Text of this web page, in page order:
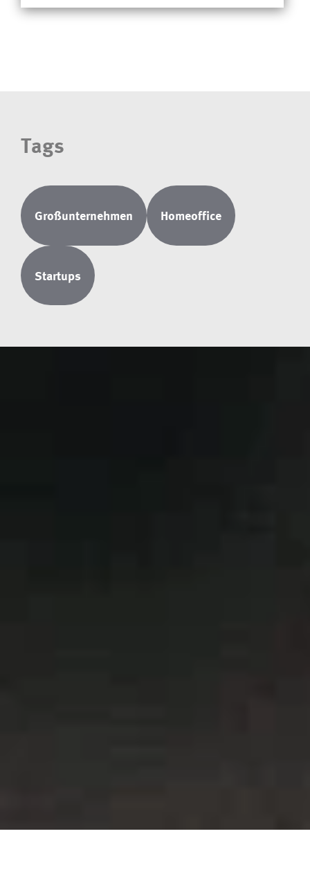
Tags
Großunternehmen Homeoffice
Startups